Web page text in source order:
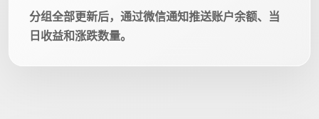
分组全部更新后，通过微信通知推送账户余额、当
日收益和涨跌数量。